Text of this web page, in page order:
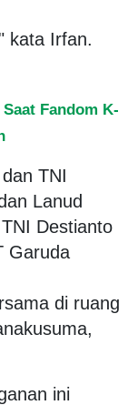
kata Irfan.
Saat Fandom K-
TNI
Lanud
Destianto
Garuda
di ruang
ini